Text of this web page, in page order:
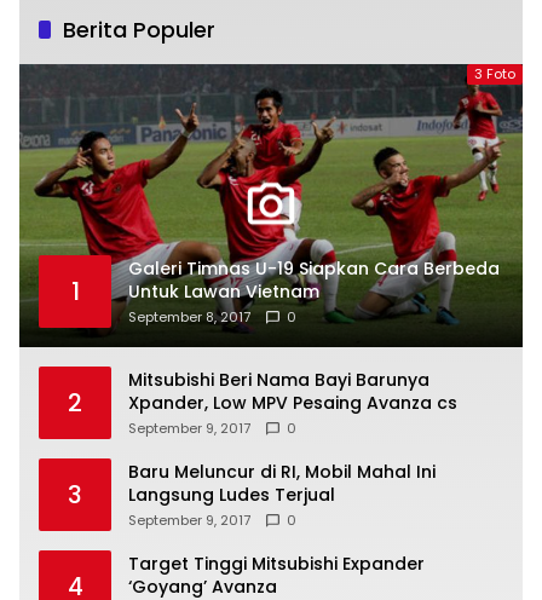
Berita Populer
3 Foto
1
Galeri Timnas U-19 Siapkan Cara Berbeda
Untuk Lawan Vietnam
September 8, 2017 0
2
Mitsubishi Beri Nama Bayi Barunya
Xpander, Low MPV Pesaing Avanza cs
September 9, 2017 0
3
Baru Meluncur di RI, Mobil Mahal Ini
Langsung Ludes Terjual
September 9, 2017 0
4
Target Tinggi Mitsubishi Expander
‘Goyang’ Avanza